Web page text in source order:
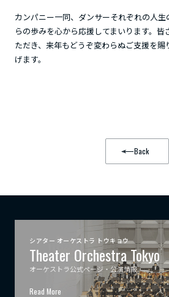
カンパニー一同、ダンサーそれぞれの人
らの歩みを心から応援してまいります。皆
ただき、来年もどうぞ変わらぬご支援を
げます。
Back
シアター オーケストラ トウキョウ
Theater Orchestra Tokyo
オーケストラ公式ページ・公演情報
Read More